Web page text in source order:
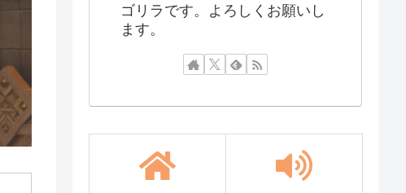
ゴリラです。よろしくお願いし
ます。